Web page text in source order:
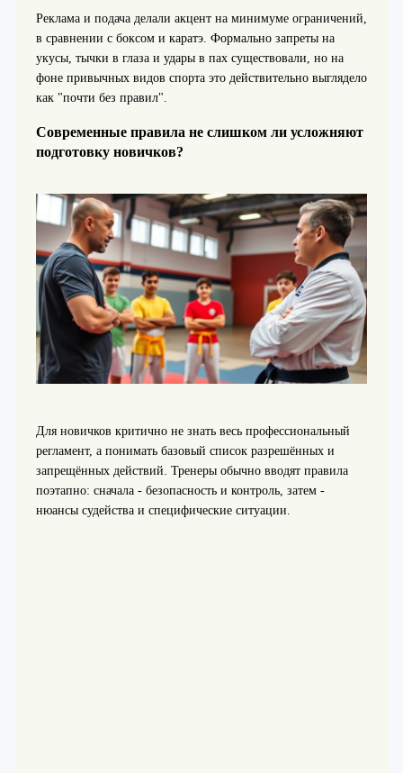
Реклама и подача делали акцент на минимуме ограничений,
в сравнении с боксом и каратэ. Формально запреты на
укусы, тычки в глаза и удары в пах существовали, но на
фоне привычных видов спорта это действительно выглядело
как "почти без правил".
Современные правила не слишком ли усложняют
подготовку новичков?
Для новичков критично не знать весь профессиональный
регламент, а понимать базовый список разрешённых и
запрещённых действий. Тренеры обычно вводят правила
поэтапно: сначала - безопасность и контроль, затем -
нюансы судейства и специфические ситуации.